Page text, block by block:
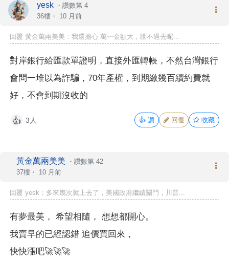
yesk ・ 讚數第 4
36樓・ 10 月前
回覆 黃金萬兩美美：我還擔心 萬一金額大，匯不過去呢...
對岸銀行給匯款單證明，直接外匯轉帳，不然台灣銀行
會問一堆以為詐騙，70年產權，到期繳幾百續約費就
好，不會到期沒收的
👍 3人 👍 讚 回覆 收藏
黃金萬兩美美 ・ 讚數第 42
37樓・ 10 月前
回覆 yesk：多來幾次就上去了，美國政府繼續關門，川普...
有夢最美， 希望相隨， 想想都開心。
我賣早的已經認錯 追價買回來，
快快漲吧🚀🚀🚀